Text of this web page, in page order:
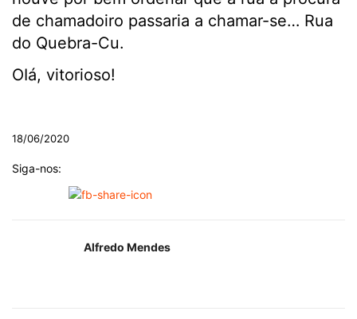
de chamadoiro passaria a chamar-se… Rua
do Quebra-Cu.
OIá, vitorioso!
18/06/2020
Siga-nos:
Alfredo Mendes